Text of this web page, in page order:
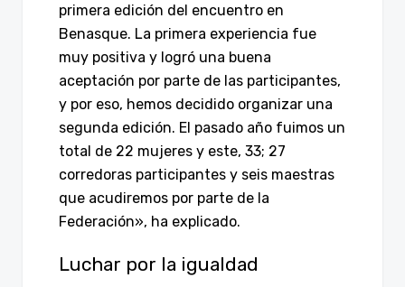
primera edición del encuentro en
Benasque. La primera experiencia fue
muy positiva y logró una buena
aceptación por parte de las participantes,
y por eso, hemos decidido organizar una
segunda edición. El pasado año fuimos un
total de 22 mujeres y este, 33; 27
corredoras participantes y seis maestras
que acudiremos por parte de la
Federación», ha explicado.
Luchar por la igualdad